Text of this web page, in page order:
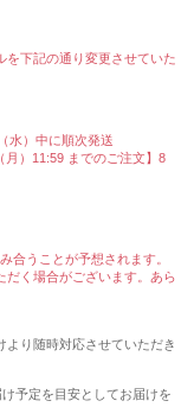
を下記の通り変更させていた
水）中に順次発送
月）11:59 までのご注文】8
合うことが予想されます。
だく場合がございます。あら
より随時対応させていただき
予定を目安としてお届けを